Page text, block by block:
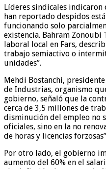
Líderes sindicales
han reportado despidos
funcionando solo
existencia. Bahram Zonoubi
laboral local en Fars,
trabajo semiactivo o
unidades”.
Mehdi Bostanchi,
de Industrias, organismo
gobierno, señaló que la
cerca de 3,5 millones de
disminución del empleo no
oficiales, sino en la no
de horas y licencias
Por otro lado, el gobierno
aumento del 60% en el